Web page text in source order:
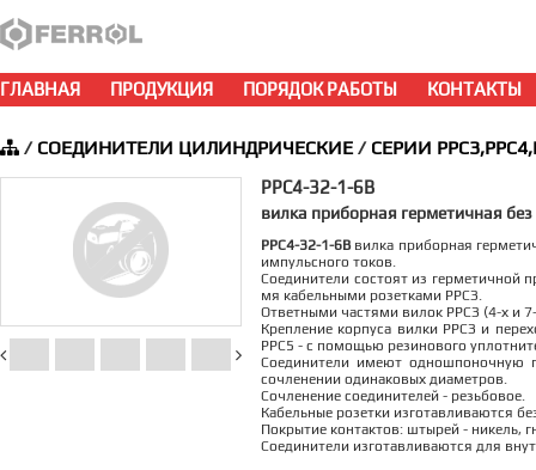
ГЛАВНАЯ ПРОДУКЦИЯ ПОРЯДОК РАБОТЫ КОНТАКТЫ
/ СОЕДИНИТЕЛИ ЦИЛИНДРИЧЕСКИЕ/ СЕРИИ
РРС4-32-1-6В
вилка приборная герметичная
РРС4-32-1-6Ввилка приборная
импульсного токов.
Соединители состоят из герметичной
мя кабельными розетками РРСЗ.
Ответными частями вилок РРСЗ (4-х и
Крепление корпуса вилки РРСЗ и
РРС5 - с помощью резинового
Соединители имеют одношпоночную
сочленении одинаковых диаметров.
Сочленение соединителей - резьбовое.
Кабельные розетки изготавливаются
Покрытие контактов: штырей - никель,
Соединители изготавливаются для